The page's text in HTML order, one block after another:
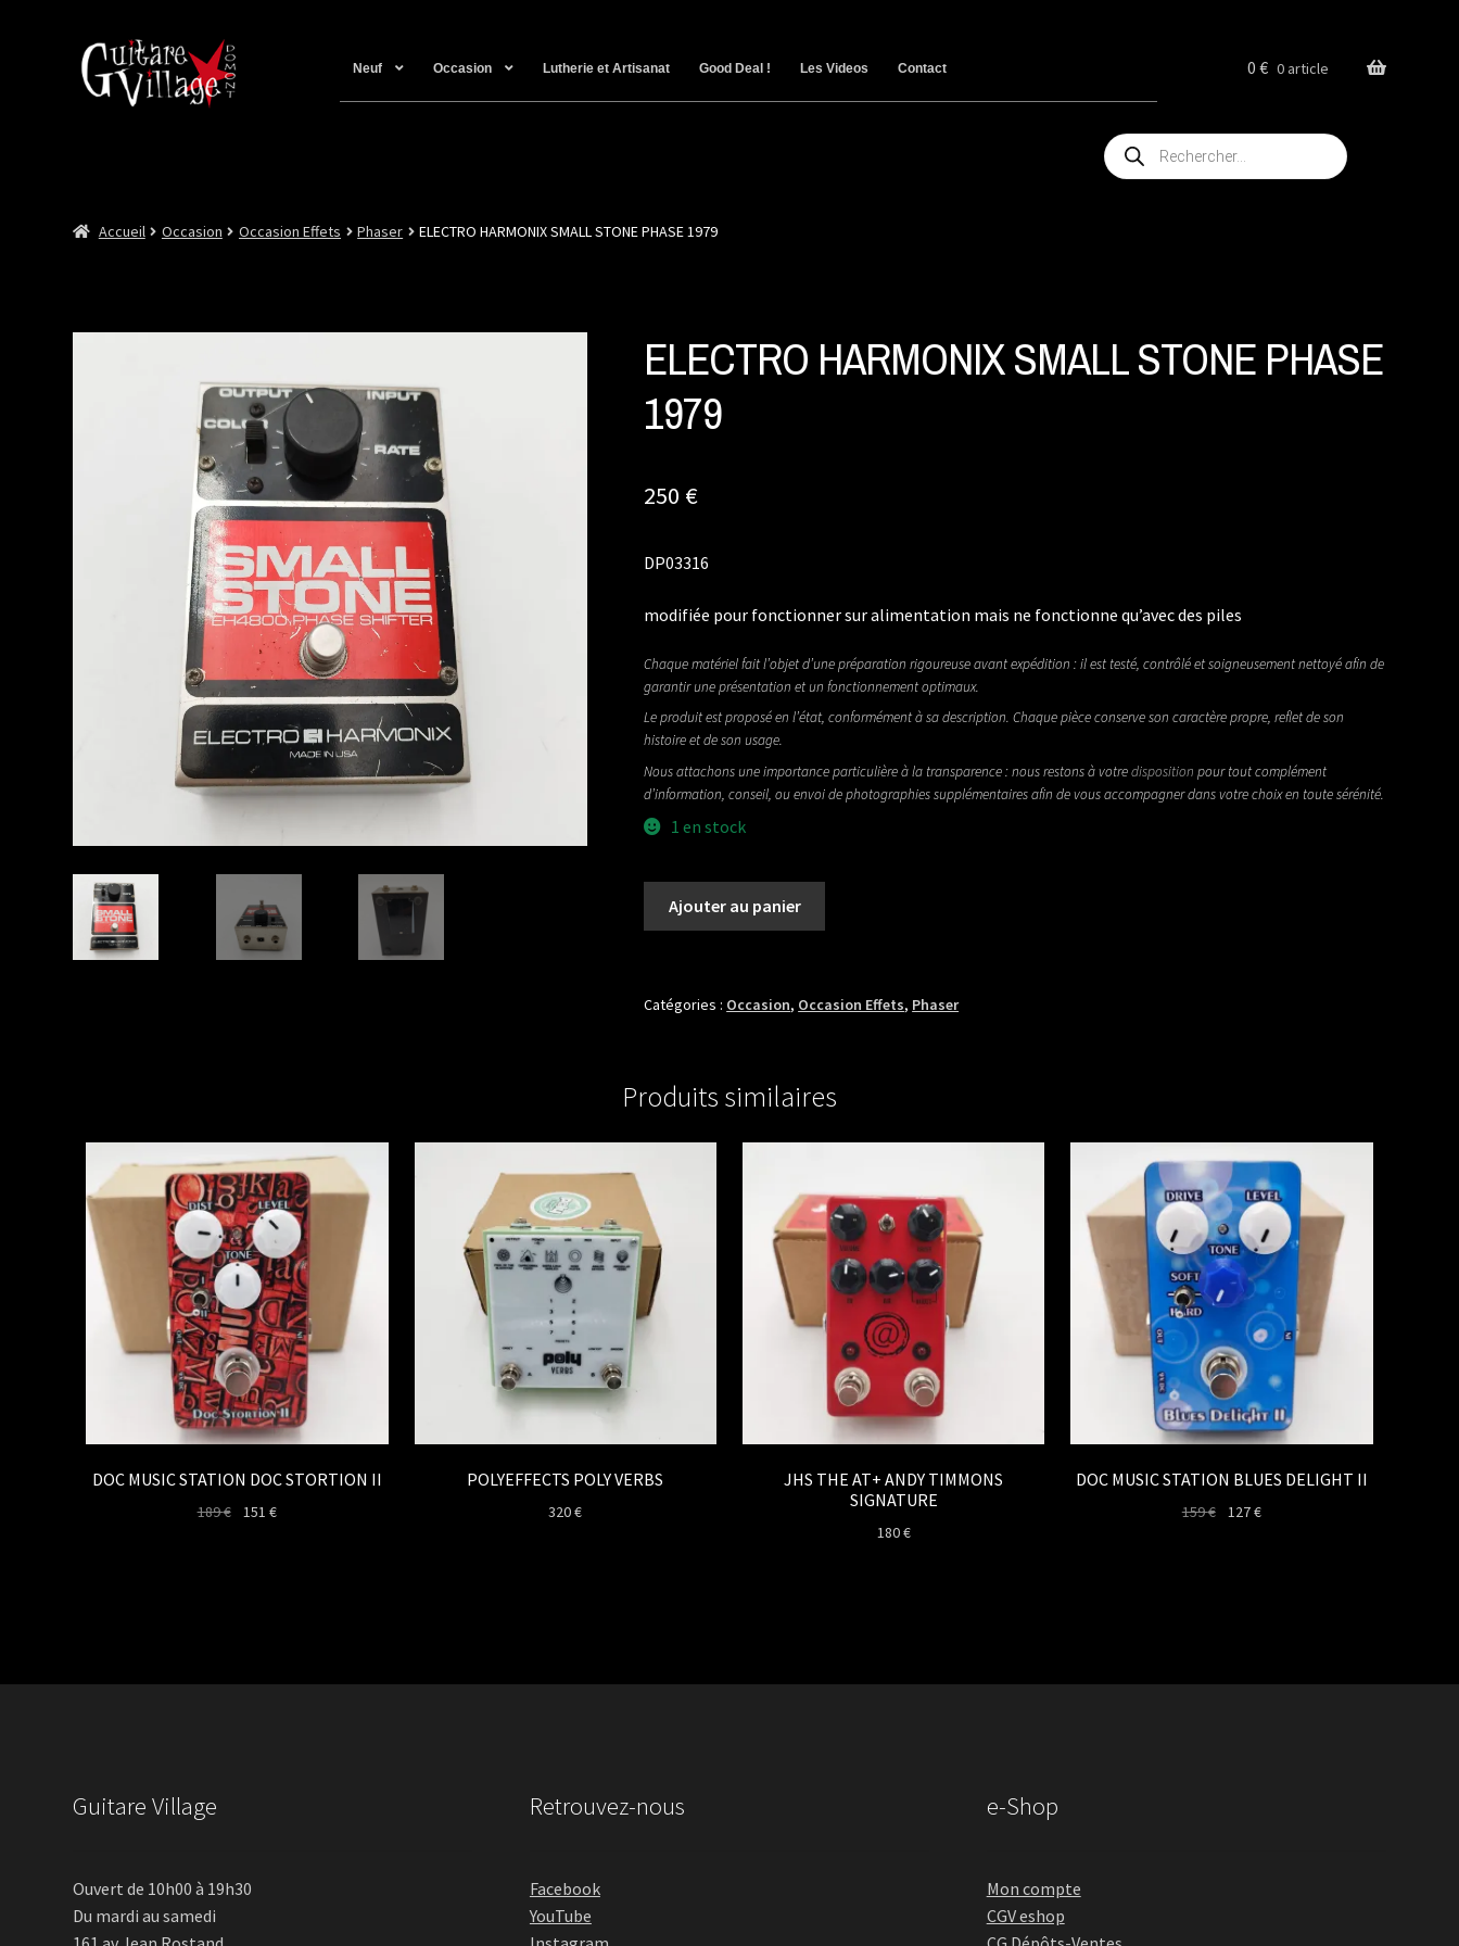
Neuf Occasion Lutherie et Artisanat Good Deal ! Les Videos Contact 0€ 0 article
Recherche
de
produits
Accueil Occasion Occasion Effets Phaser ELECTRO HARMONIX SMALL STONE PHASE 1979
ELECTRO HARMONIX SMALL STONE PHASE
1979
250 €
DP03316
modifiée pour fonctionner sur alimentation mais ne fonctionne qu’avec des piles
Chaque matériel fait l’objet d’une préparation rigoureuse avant expédition : il est testé, contrôlé et soigneusement nettoyé afin de
garantir une présentation et un fonctionnement optimaux.
Le produit est proposé en l’état, conformément à sa description. Chaque pièce conserve son caractère propre, reflet de son
histoire et de son usage.
Nous attachons une importance particulière à la transparence : nous restons à votredisposition pour tout complément
d’information, conseil, ou envoi de photographies supplémentaires afin de vous accompagner dans votre choix en toute sérénité.
1 en stock
SMALL
1979
Ajouter au panier
Catégories : Occasion, Occasion Effets, Phaser
Produits similaires
DOC MUSIC STATION DOC STORTION II
189€
Le151€Le
POLYEFFECTS POLY VERBS
320€
JHS THE AT+ ANDY TIMMONS
SIGNATURE
180€
DOC MUSIC STATION BLUES DELIGHT II
159€
Le127€Le
Guitare Village
Ouvert de 10h00 à 19h30
Du mardi au samedi
Retrouvez-nous
Facebook
YouTube
e-Shop
Mon compte
CGV eshop